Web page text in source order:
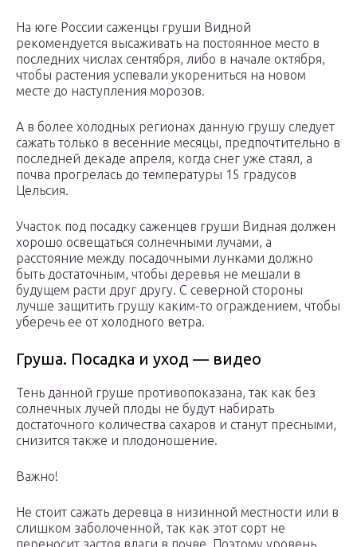
На юге России саженцы груши Видной
рекомендуется высаживать на постоянное место в
последних числах сентября, либо в начале октября,
чтобы растения успевали укорениться на новом
месте до наступления морозов.
А в более холодных регионах данную грушу следует
сажать только в весенние месяцы, предпочтительно в
последней декаде апреля, когда снег уже стаял, а
почва прогрелась до температуры 15 градусов
Цельсия.
Участок под посадку саженцев груши Видная должен
хорошо освещаться солнечными лучами, а
расстояние между посадочными лунками должно
быть достаточным, чтобы деревья не мешали в
будущем расти друг другу. С северной стороны
лучше защитить грушу каким-то ограждением, чтобы
уберечь ее от холодного ветра.
Груша. Посадка и уход — видео
Тень данной груше противопоказана, так как без
солнечных лучей плоды не будут набирать
достаточного количества сахаров и станут пресными,
снизится также и плодоношение.
Важно!
Не стоит сажать деревца в низинной местности или в
слишком заболоченной, так как этот сорт не
переносит застоя влаги в почве. Поэтому уровень